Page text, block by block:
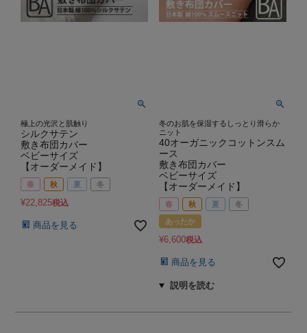
極上の光沢と肌触り
シルクサテン
敷き布団カバー
ベビーサイズ
【オーダーメイド】
春 秋 夏 冬
¥22,825税込
商品を見る
冬のお肌を保湿するしっとり滑らか
ニット
40オーガニックコットンスム
ース
敷き布団カバー
ベビーサイズ
【オーダーメイド】
春 秋 夏 冬
あったか
¥6,600税込
商品を見る